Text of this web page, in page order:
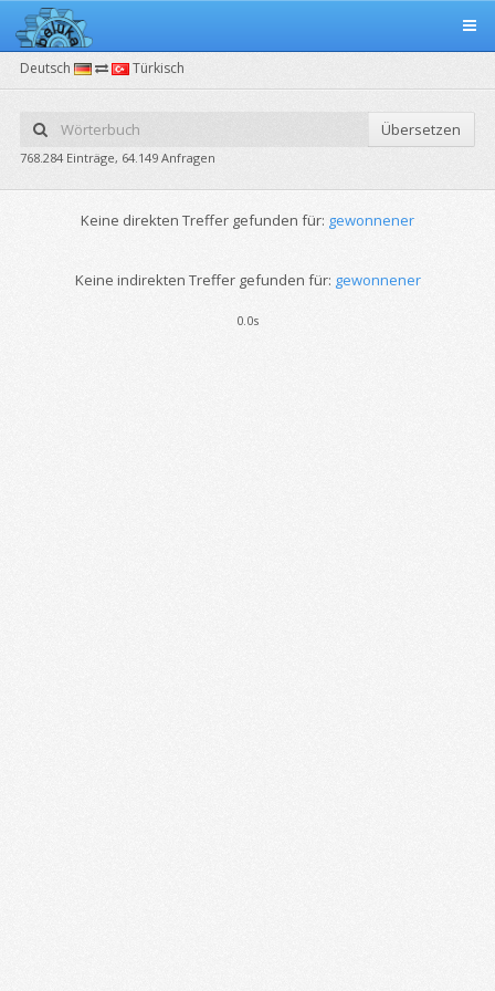
Deutsch Türkisch
Übersetzen
768.284 Einträge, 64.149 Anfragen
Keine direkten Treffer gefunden für: gewonnener
Keine indirekten Treffer gefunden für: gewonnener
0.0s